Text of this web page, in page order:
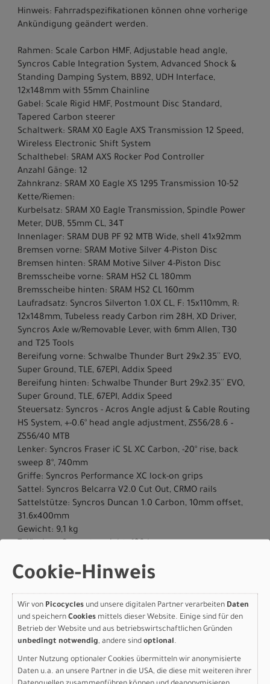
Hinweis: Fahrradspezifikationen können ohne vorherige
Ankündigung geändert werden.
Rahmen: Scale Carbon HMF, Adjustable head angle,
Syncros Cable Integration System, Advanced Shock &
Standing Damping System, BB92, UDH Interface,
12x148mm with 55mm Chainline
Gabel: Scale Rigid HMF, Postmount Disc Standard,
Tapered Carbon steerer
Schaltwerk: SRAM X0 Eagle AXS Transmission 12 Speed,
Wireless Electronic Shift System
Schalthebel: SRAM AXS Rocker Pod Controller
Anzahl Gänge: 12
Zahnkranz: SRAM X0 Eagle XS 1295 Transmission 10-52
Kette/Riemen:
Kurbelsatz: SRAM X0 Eagle Transmission, Spindle Power
Meter, DUB, 55mm CL, 34T
Innenlager: SRAM DUB PF 92 MTB Wide, shell 41x92mm
Bremsen vorne: SRAM Motive Silver 4-Piston Disc
Bremsen hinten: SRAM Motive Silver 4-Piston Disc
Bremsscheibe vorne: SRAM HS2 CL 180mm
Bremsscheibe hinten: SRAM HS2 CL 160mm
Laufradsatz: Syncros Silverton 1.0X CL, F: 15x110mm, R:
12x148mm, Tubeless ready Carbon rim 28H, XD Driver,
Syncros Axle w/Removable Lever, with 6mm Allen, T30
and T25 Tools
Bereifung vorne: Schwalbe Thunder Burt 29x2.35´´ EVO,
Super Ground, TLE, 67EPI, Addix Speed
Bereifung hinten: Schwalbe Thunder Burt 29x2.35´´ EVO,
Super Ground, TLE, 67EPI, Addix Speed
Steuersatz: Syncros - Acros Angle adjust & Cable Routing
HS System, +-0.6° head angle adjustment, ZS56/28.6 –
ZS56/40 MTB
Lenker: Syncros Fraser iC SL XC Carbon, -20° rise, back
sweep 8°, 740mm
Griffe: Syncros Performance XC lock-on grips
Sattel: Syncros Belcarra V2.0 Cut Out, CRMO rails
Sattelstütze: Syncros Duncan 1.0 Carbon, 10mm offset,
31.6x400mm
Gewicht: 9,1 kg
Herstellerdaten gem. GPSR
Marke SCOTT:
Scott Sports AG Niederlassung Deutschland
85748 Garching-­Hochbrück
+49 (0) 89 898 78 36 ­ 0
scott­de@scott­sports.de
Cookie-Hinweis
Wir von Picocycles und unsere digitalen Partner verarbeiten Daten
und speichern Cookies mittels dieser Website. Einige sind für den
Betrieb der Website und aus betriebswirtschaftlichen Gründen
unbedingt notwendig, andere sind optional.
Unter Nutzung optionaler Cookies übermitteln wir anonymisierte
Daten u.a. an unsere Partner in die USA, die diese mit weiteren ihrer